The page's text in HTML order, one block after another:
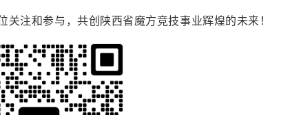
注和参与，共创陕西省魔方竞技事业辉煌的未来！